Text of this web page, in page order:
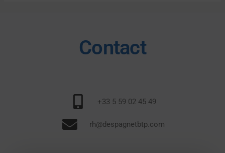
Contact
+33 5 59 02 45 49
rh@despagnetbtp.com